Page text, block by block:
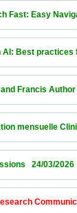
Fast:
AI: Best
and Francis
sessions